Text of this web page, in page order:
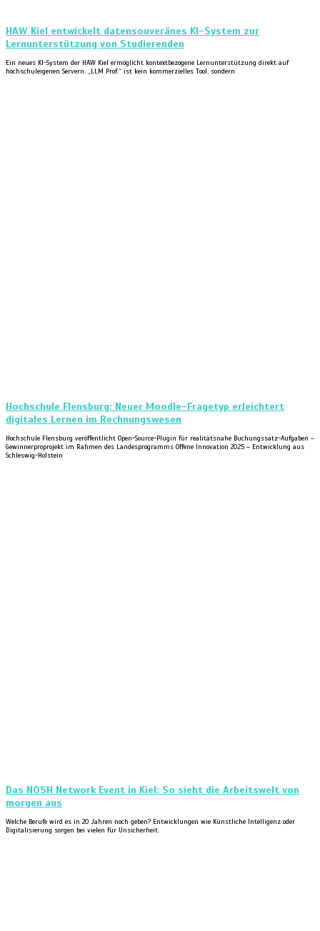
HAW Kiel entwickelt datensouveränes KI-System zur
Lernunterstützung von Studierenden
Ein neues KI-System der HAW Kiel ermöglicht kontextbezogene Lernunterstützung direkt auf
hochschuleigenen Servern. „LLM Prof.“ ist kein kommerzielles Tool, sondern
Hochschule Flensburg: Neuer Moodle-Fragetyp erleichtert
digitales Lernen im Rechnungswesen
Hochschule Flensburg veröffentlicht Open-Source-Plugin für realitätsnahe Buchungssatz-Aufgaben –
Gewinnerproprojekt im Rahmen des Landesprogramms Offene Innovation 2025 – Entwicklung aus
Schleswig-Holstein
Das NOSH Network Event in Kiel: So sieht die Arbeitswelt von
morgen aus
Welche Berufe wird es in 20 Jahren noch geben? Entwicklungen wie Künstliche Intelligenz oder
Digitalisierung sorgen bei vielen für Unsicherheit.